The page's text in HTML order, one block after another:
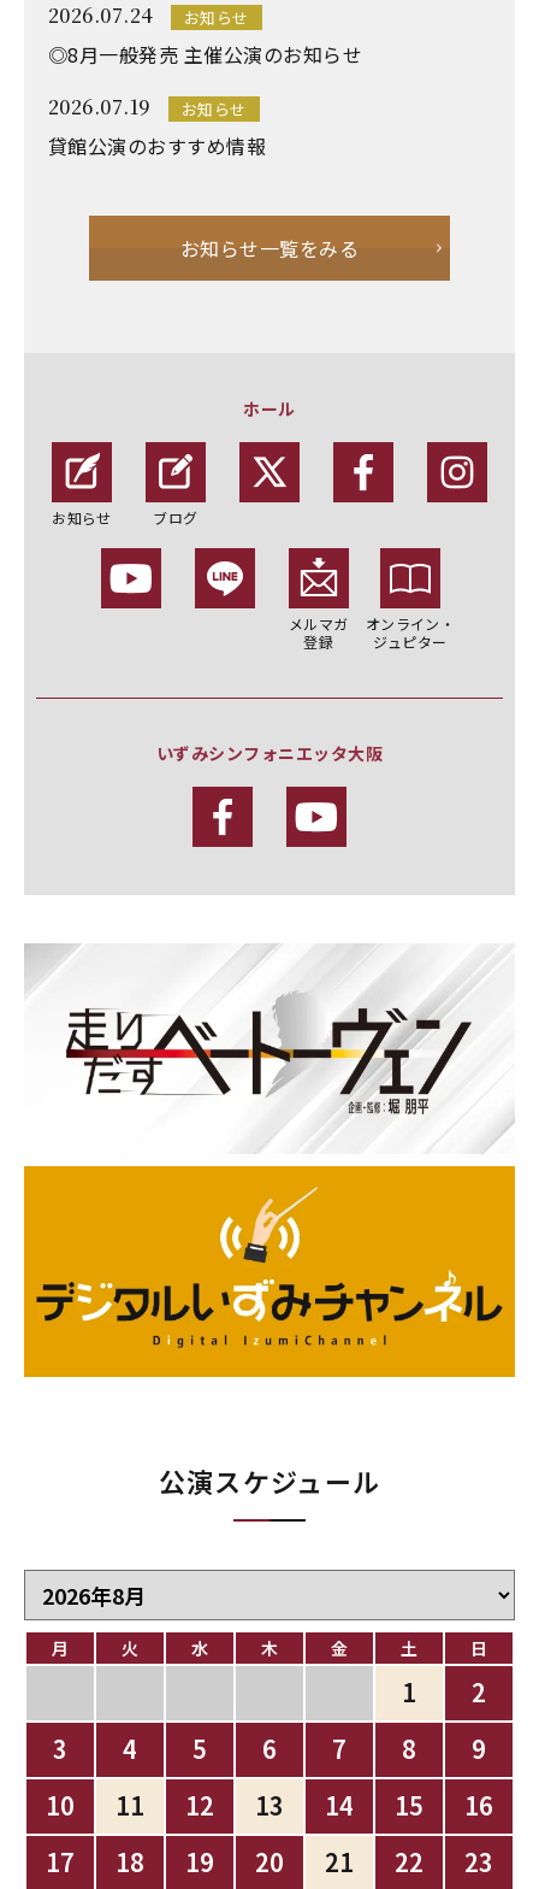
2026.07.24 お知らせ
◎8月一般発売 主催公演のお知らせ
2026.07.19 お知らせ
貸館公演のおすすめ情報
お知らせ一覧をみる
ホール
お知らせ ブログ
メルマガ
登録
オンライン・
ジュピター
いずみシンフォニエッタ大阪
公演スケジュール
月 火 水 木 金 土 日
1
2
3
4 5 6 7 8
9
10
11 12 13 14 15
16
17
18 19 20 21 22 23